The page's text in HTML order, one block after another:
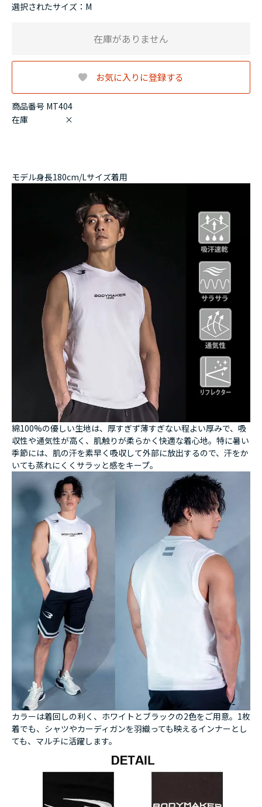
商品番号 MT404
在庫 ×
選択されたサイズ：M
お気に入りに登録する
在庫がありません
モデル身長180cm/Lサイズ着用
綿100%の優しい生地は、厚すぎず薄すぎない程よい厚みで、吸
収性や通気性が高く、肌触りが柔らかく快適な着心地。特に暑い
季節には、肌の汗を素早く吸収して外部に放出するので、汗をか
いても蒸れにくくサラッと感をキープ。
カラーは着回しの利く、ホワイトとブラックの2色をご用意。1枚
着でも、シャツやカーディガンを羽織っても映えるインナーとし
ても、マルチに活躍します。